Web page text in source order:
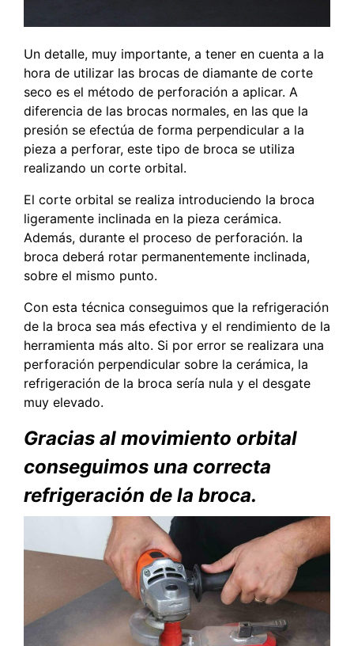
Un detalle, muy importante, a tener en cuenta a la
hora de utilizar las brocas de diamante de corte
seco es el método de perforación a aplicar. A
diferencia de las brocas normales, en las que la
presión se efectúa de forma perpendicular a la
pieza a perforar, este tipo de broca se utiliza
realizando un corte orbital.
El corte orbital se realiza introduciendo la broca
ligeramente inclinada en la pieza cerámica.
Además, durante el proceso de perforación. la
broca deberá rotar permanentemente inclinada,
sobre el mismo punto.
Con esta técnica conseguimos que la refrigeración
de la broca sea más efectiva y el rendimiento de la
herramienta más alto. Si por error se realizara una
perforación perpendicular sobre la cerámica, la
refrigeración de la broca sería nula y el desgate
muy elevado.
Gracias al movimiento orbital
conseguimos una correcta
refrigeración de la broca.